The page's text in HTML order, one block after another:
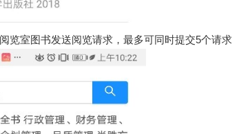
览室图书发送阅览请求，最多可同时提交5个请求